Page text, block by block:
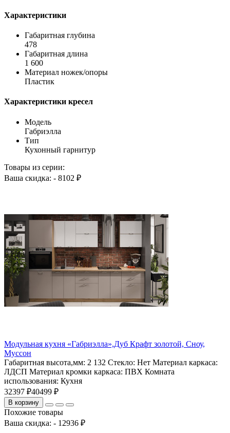
Характеристики
Габаритная глубина
478
Габаритная длина
1 600
Материал ножек/опоры
Пластик
Характеристики кресел
Модель
Габриэлла
Тип
Кухонный гарнитур
Товары из серии:
Ваша скидка: - 8102 ₽
Модульная кухня «Габриэлла»,Дуб Крафт золотой, Сноу,
Муссон
Габаритная высота,мм: 2 132 Стекло: Нет Материал каркаса:
ЛДСП Материал кромки каркаса: ПВХ Комната
использования: Кухня
32397 ₽40499 ₽
В корзину
Похожие товары
Ваша скидка: - 12936 ₽